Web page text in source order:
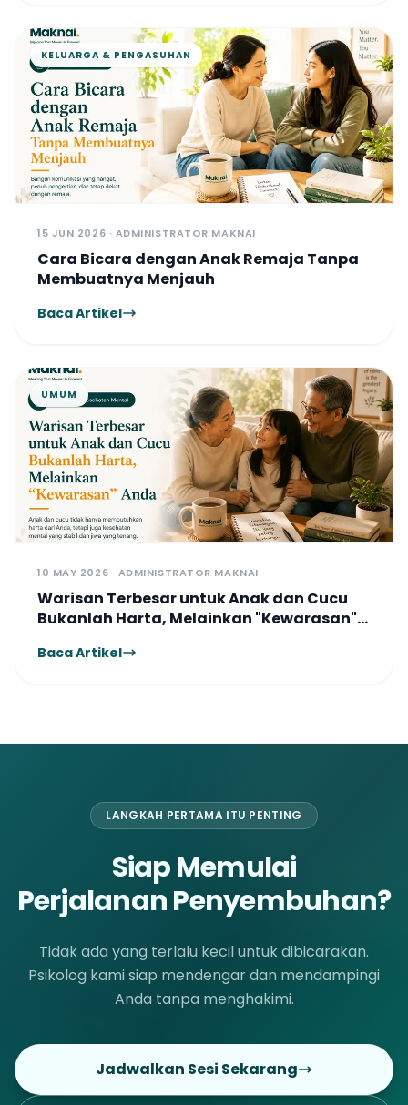
mengintegrasikan asesmen, konsultasi,
konseling, dan pengembangan keterampilan,
Maknai Pendidikan hadir untuk membantu
setiap individu mengenali potensinya,
mengatasi hambatan yang dihadapi, dan
mencapai perkembangan yang optimal
dalam perjalanan pendidikannya.
KELUARGA & PENGASUHAN
15 JUN 2026 · ADMINISTRATOR MAKNAI
Cara Bicara dengan Anak Remaja Tanpa
Membuatnya Menjauh
Baca Artikel
UMUM
10 MAY 2026 · ADMINISTRATOR MAKNAI
Warisan Terbesar untuk Anak dan Cucu
Bukanlah Harta, Melainkan "Kewarasan"
Baca Artikel
LANGKAH PERTAMA ITU PENTING
Siap Memulai
Perjalanan Penyembuhan?
Tidak ada yang terlalu kecil untuk dibicarakan.
Psikolog kami siap mendengar dan mendampingi
Anda tanpa menghakimi.
Jadwalkan Sesi Sekarang